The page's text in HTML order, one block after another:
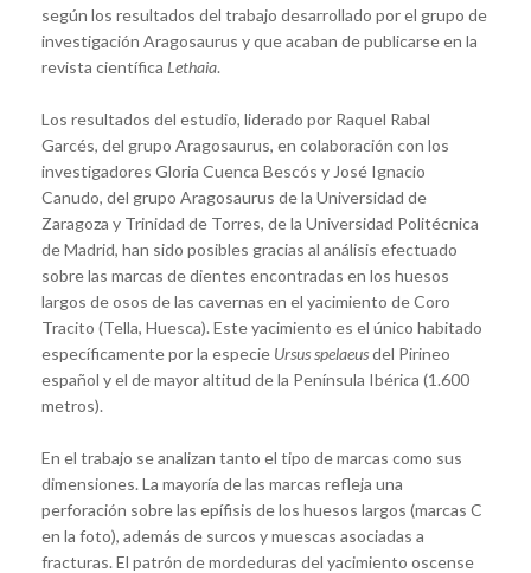
según los resultados del trabajo desarrollado por el grupo de
investigación Aragosaurus y que acaban de publicarse en la
revista científica Lethaia.
Los resultados del estudio, liderado por Raquel Rabal
Garcés, del grupo Aragosaurus, en colaboración con los
investigadores Gloria Cuenca Bescós y José Ignacio
Canudo, del grupo Aragosaurus de la Universidad de
Zaragoza y Trinidad de Torres, de la Universidad Politécnica
de Madrid, han sido posibles gracias al análisis efectuado
sobre las marcas de dientes encontradas en los huesos
largos de osos de las cavernas en el yacimiento de Coro
Tracito (Tella, Huesca). Este yacimiento es el único habitado
específicamente por la especie Ursus spelaeusdel Pirineo
español y el de mayor altitud de la Península Ibérica (1.600
metros).
En el trabajo se analizan tanto el tipo de marcas como sus
dimensiones. La mayoría de las marcas refleja una
perforación sobre las epífisis de los huesos largos (marcas C
en la foto), además de surcos y muescas asociadas a
fracturas. El patrón de mordeduras del yacimiento oscense